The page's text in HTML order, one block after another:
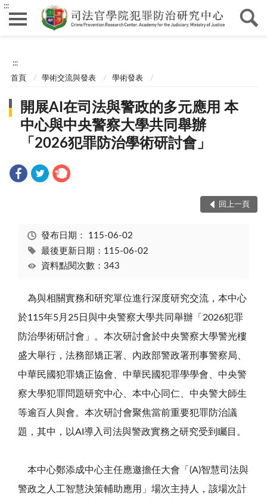
:::
:::
首頁 學術交流與發表 學術發表
開展AI在司法與警政的多元應用 本
中心與中央警察大學共同舉辦
「2026犯罪防治學術研討會」
回上一頁
發布日期： 115-06-02
最後更新日期：115-06-02
資料點閱次數：343
為與相關實務和研究單位進行深度研究交流，本中心
於115年5月25日與中央警察大學共同舉辦「2026犯罪
防治學術研討會」。本次研討會於中央警察大學警光樓
盛大舉行，法務部矯正署、內政部警政署刑事警察局、
中華民國犯罪矯正協會、中華民國犯罪學學會、中央警
察大學犯罪問題研究中心、本中心同仁、中央警大師生
等逾百人與會。本次研討會聚焦當前重要犯罪防治議
題，其中，以AI導入司法與警政實務之研究受到矚目。
本中心鄭添成中心主任應邀擔任大會「(A)智慧司法與
警政之人工智慧決策輔助應用」場次主持人，該場次計